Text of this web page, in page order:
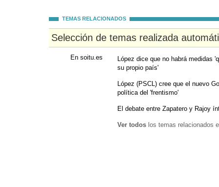
TEMAS RELACIONADOS
Selección de temas realizada
En soitu.es
López dice que no habrá medidas
su propio país'
López (PSCL) cree que el nuevo
política del 'frentismo'
El debate entre Zapatero y Rajoy
Ver todos los temas relacionados